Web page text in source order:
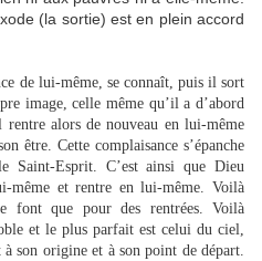
(la sortie) est en plein accord
de lui-même, se connaît, puis il sort
image, celle même qu’il a d’abord
alors de nouveau en lui-même
être. Cette complaisance s’épanche
Saint-Esprit. C’est ainsi que Dieu
même et rentre en lui-même. Voilà
font que pour des rentrées. Voilà
et le plus parfait est celui du ciel,
son origine et à son point de départ.